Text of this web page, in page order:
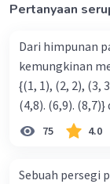
Pertanyaan
Dari himpunan
kemungkinan merupakan ko-
{(1, 1), (2, 2), (3, 3), (4,4)} b. {(1, 2), (2, 3),
75 4.0
Sebuah persegi